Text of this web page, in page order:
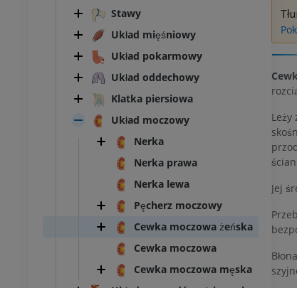
Stawy
Układ mięśniowy
Układ pokarmowy
Układ oddechowy
Klatka piersiowa
Układ moczowy
Nerka
Nerka prawa
Nerka lewa
Pęcherz moczowy
Cewka moczowa żeńska
Cewka moczowa
Cewka moczowa męska
Leży
Jej